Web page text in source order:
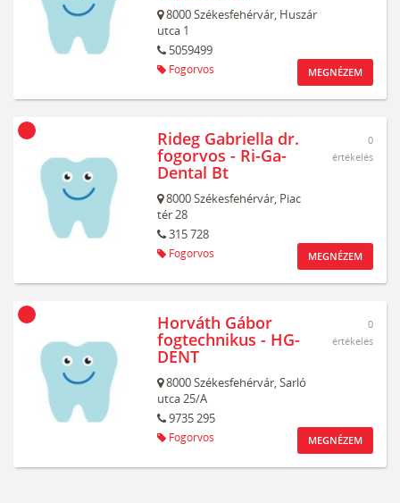
8000Székesfehérvár, Huszár
utca 1
5059499
Fogorvos MEGNÉZEM
Rideg Gabriella dr.
fogorvos - Ri-Ga-
Dental Bt
8000Székesfehérvár, Piac
tér 28
315 728
Fogorvos
0
értékelés
MEGNÉZEM
Horváth Gábor
fogtechnikus - HG-
DENT
8000Székesfehérvár,Sarló
utca 25/A
9735 295
Fogorvos
0
értékelés
MEGNÉZEM